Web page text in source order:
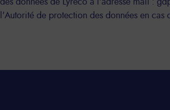
des données de Lyreco à l'adresse mail :
l'Autorité de protection des données en cas